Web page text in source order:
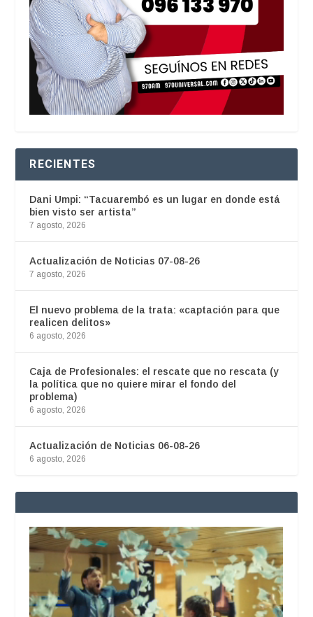
RECIENTES
Dani Umpi: “Tacuarembó es un lugar en donde está
bien visto ser artista”
7 agosto, 2026
Actualización de Noticias 07-08-26
7 agosto, 2026
El nuevo problema de la trata: «captación para que
realicen delitos»
6 agosto, 2026
Caja de Profesionales: el rescate que no rescata (y
la política que no quiere mirar el fondo del
problema)
6 agosto, 2026
Actualización de Noticias 06-08-26
6 agosto, 2026